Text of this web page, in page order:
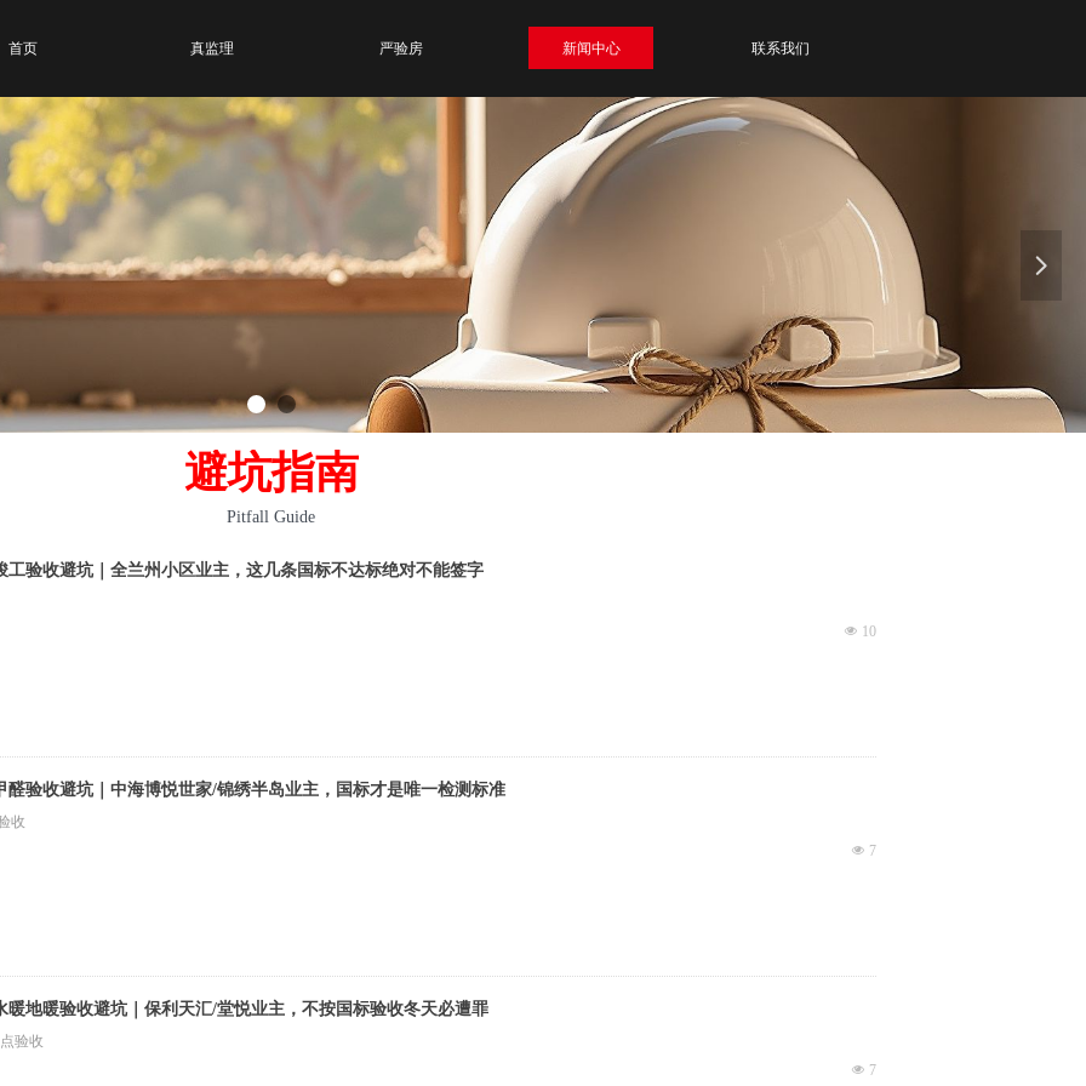
首页 真监理 严验房 新闻中心 联系我们
넲
避坑指南
Pitfall Guide
工验收避坑｜全兰州小区业主，这几条国标不达标绝对不能签字
넶 10
醛验收避坑｜中海博悦世家/锦绣半岛业主，国标才是唯一检测标准
收
넶 7
暖地暖验收避坑｜保利天汇/堂悦业主，不按国标验收冬天必遭罪
验收
넶 7